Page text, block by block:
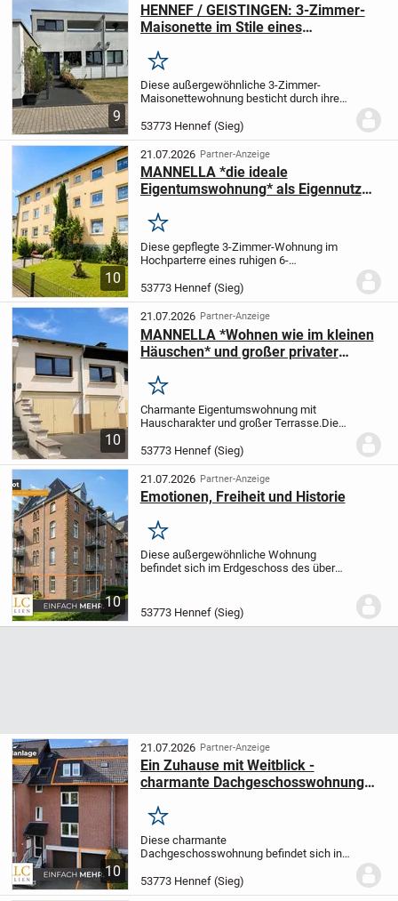
9
HENNEF / GEISTINGEN: 3-Zimmer-
Maisonette im Stile eines
Dachterrasse und Aussicht
Merken
Diese außergewöhnliche 3-Zimmer-
Maisonettewohnung besticht durch ihren
eine großzügige Wohnküche sowie eine
beeindruckende Dachterrasse.
Eingebettet in ein...
53773 Hennef (Sieg)
10
21.07.2026 Partner-Anzeige
MANNELLA *die ideale
Eigentumswohnung* als Eigennutz
Merken
Diese gepflegte 3-Zimmer-Wohnung im
Hochparterre eines ruhigen 6-
Lage von Hennef und bietet ca. 73 m²
Wohnfläche.Die Wohnung überzeugt
durch eine angenehme...
53773 Hennef (Sieg)
10
21.07.2026 Partner-Anzeige
MANNELLA *Wohnen wie im kleinen
Häuschen* und großer privater
Merken
Charmante Eigentumswohnung mit
Hauscharakter und großer Terrasse.Diese
sich in einer kleinen, ruhigen
Eigentümergemeinschaft mit lediglich vier
Einheiten - jede...
53773 Hennef (Sieg)
10
21.07.2026 Partner-Anzeige
Emotionen, Freiheit und Historie
Merken
Diese außergewöhnliche Wohnung
befindet sich im Erdgeschoss des über
ehemaligen Kloster Geistingen. Sie
besticht durch ihre offene Gestaltung...
53773 Hennef (Sieg)
10
21.07.2026 Partner-Anzeige
Ein Zuhause mit Weitblick -
charmante Dachgeschosswohnung
Merken
Diese charmante
Dachgeschosswohnung befindet sich in
dem Baujahr 1993 mit insgesamt sechs
Wohneinheiten und überzeugt durch ihre
53773 Hennef (Sieg)